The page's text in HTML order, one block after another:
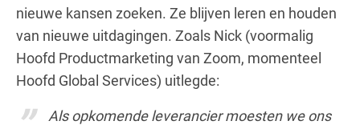
nieuwe kansen zoeken. Ze blijven leren en houden
van nieuwe uitdagingen. Zoals Nick (voormalig
Hoofd Productmarketing van Zoom, momenteel
Hoofd Global Services) uitlegde:
Als opkomende leverancier moesten we ons